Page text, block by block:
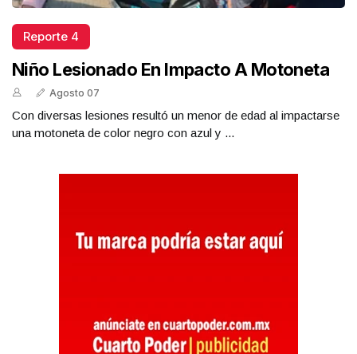
Reporte 4
Niño Lesionado En Impacto A Motoneta
Agosto 07
Con diversas lesiones resultó un menor de edad al impactarse
una motoneta de color negro con azul y ...